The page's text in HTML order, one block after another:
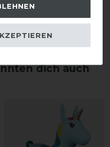
dich auch